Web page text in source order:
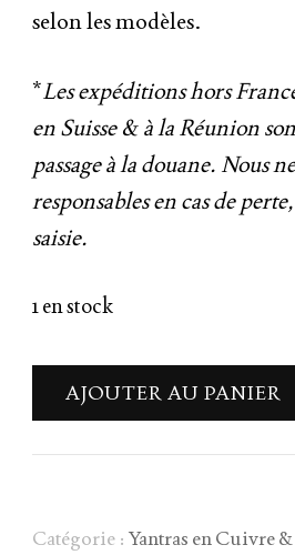
selon les modèles.
*Les expéditions hors
en Suisse & à la Réunion
passage à la douane. Nous
responsables en cas de
saisie.
1 en stock
AJOUTER AU PANIER
Catégorie : Yantras en Cuivre